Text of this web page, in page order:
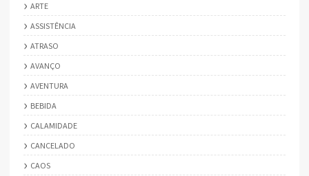
ARTE
ASSISTÊNCIA
ATRASO
AVANÇO
AVENTURA
BEBIDA
CALAMIDADE
CANCELADO
CAOS